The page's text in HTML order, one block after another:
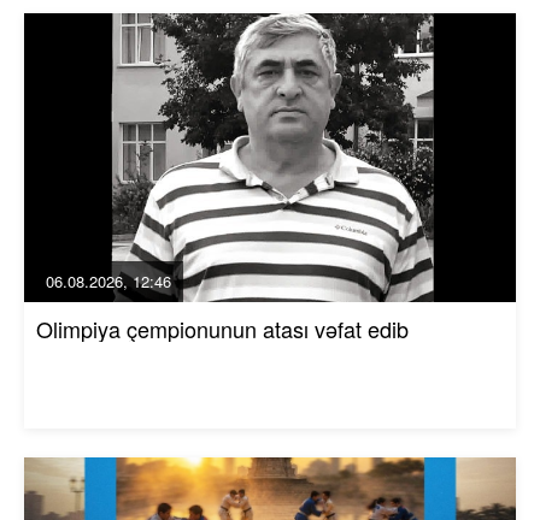
06.08.2026, 12:46
Olimpiya çempionunun atası vəfat edib